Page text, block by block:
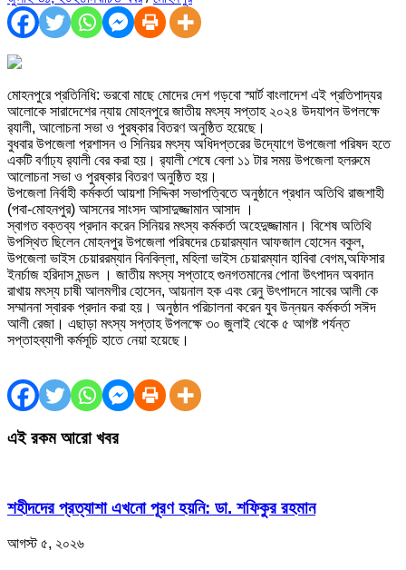
মোহনপুরে প্রতিনিধি: ভরবো মাছে মোদের দেশ গড়বো স্মার্ট বাংলাদেশ এই প্রতিপাদ্যর
আলোকে সারাদেশের ন্যায় মোহনপুরে জাতীয় মৎস্য সপ্তাহ ২০২৪ উদযাপন উপলক্ষে
র‌্যালী, আলোচনা সভা ও পুরষ্কার বিতরণ অনুষ্ঠিত হয়েছে।
বুধবার উপজেলা প্রশাসন ও সিনিয়র মৎস্য অধিদপ্তরের উদ্যোগে উপজেলা পরিষদ হতে
একটি বর্ণাঢ্য র‌্যালী বের করা হয়। র‌্যালী শেষে বেলা ১১ টার সময় উপজেলা হলরুমে
আলোচনা সভা ও পুরষ্কার বিতরণ অনুষ্ঠিত হয়।
উপজেলা নির্বাহী কর্মকর্তা আয়শা সিদ্দিকা সভাপত্বিতে অনুষ্ঠানে প্রধান অতিথি রাজশাহী
(পবা-মোহনপুর) আসনের সাংসদ আসাদুজ্জামান আসাদ ।
স্বাগত বক্তব্য প্রদান করেন সিনিয়র মৎস্য কর্মকর্তা অহেদুজ্জামান। বিশেষ অতিথি
উপস্থিত ছিলেন মোহনপুর উপজেলা পরিষদের চেয়ারম্যান আফজাল হোসেন বকুল,
উপজেলা ভাইস চেয়াররম্যান বিনবিল্লা, মহিলা ভাইস চেয়ারম্যান হাবিবা বেগম,অফিসার
ইনর্চাজ হরিদাস মন্ডল । জাতীয় মৎস্য সপ্তাহে গুনগতমানের পোনা উৎপাদন অবদান
রাখায় মৎস্য চাষী আলমগীর হোসেন, আয়নাল হক এবং রেনু উৎপাদনে সাবের আলী কে
সম্মাননা স্বারক প্রদান করা হয়। অনুষ্ঠান পরিচালনা করেন যুব উন্নয়ন কর্মকর্তা সঈদ
আলী রেজা। এছাড়া মৎস্য সপ্তাহ উপলক্ষে ৩০ জুলাই থেকে ৫ আগষ্ট পর্যন্ত
সপ্তাহব্যাপী কর্মসূচি হাতে নেয়া হয়েছে।
এই রকম আরো খবর
শহীদদের প্রত্যাশা এখনো পূরণ হয়নি: ডা. শফিকুর রহমান
আগস্ট ৫, ২০২৬